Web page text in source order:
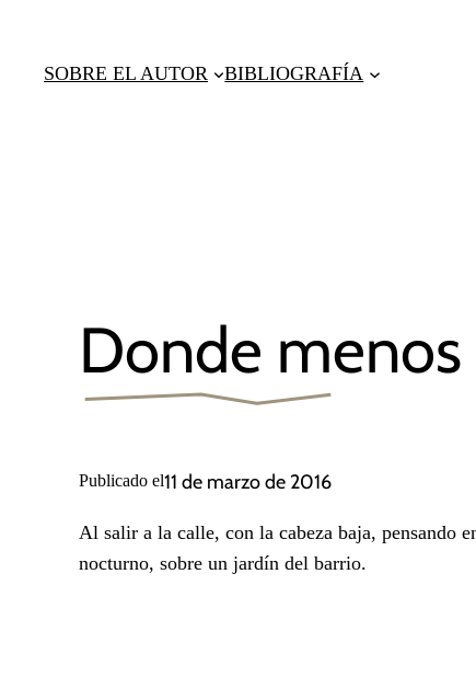
contenido
SOBRE EL AUTOR BIBLIOGRAFÍA
Donde menos
Publicado el11 de marzo de 2016
Al salir a la calle, con la cabeza baja, pensando
nocturno, sobre un jardín del barrio.